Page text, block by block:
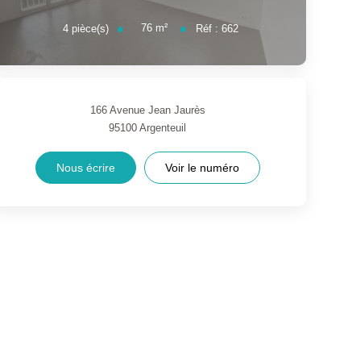
4 pièce(s) 76 m² Réf :662
166 Avenue Jean Jaurès
95100Argenteuil
Nous écrire Voir le numéro